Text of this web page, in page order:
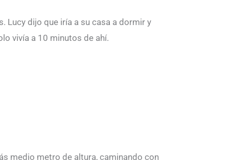
Lucy dijo que iría a su casa a dormir y
vivía a 10 minutos de ahí.
medio metro de altura, caminando con